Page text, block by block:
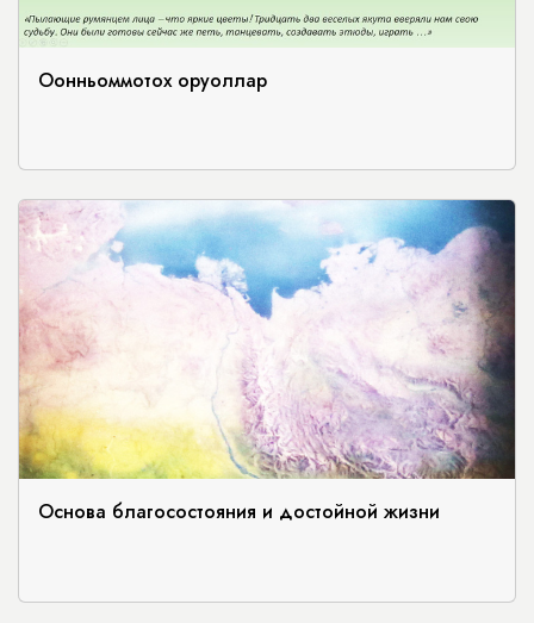
Оонньоммотох оруоллар
Основа благосостояния и достойной жизни